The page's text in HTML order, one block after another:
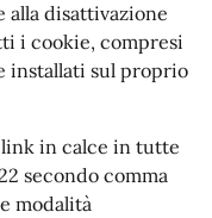
alla disattivazione
i cookie, compresi
installati sul proprio
in calce in tutte
secondo comma
modalità